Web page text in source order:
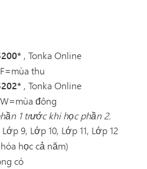
, Tonka Online
thu
, Tonka Online
đông
1 trước khi học phần 2.
Lớp 9, Lớp 10, Lớp 11, Lớp 12
học cả năm)
có